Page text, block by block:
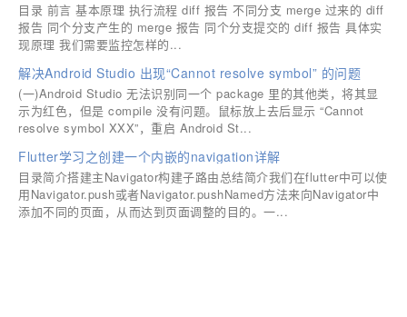
目录 前言 基本原理 执行流程 diff 报告 不同分支 merge 过来的 diff
报告 同个分支产生的 merge 报告 同个分支提交的 diff 报告 具体实
现原理 我们需要监控怎样的...
解决Android Studio 出现“Cannot resolve symbol” 的问题
(一)Android Studio 无法识别同一个 package 里的其他类，将其显
示为红色，但是 compile 没有问题。鼠标放上去后显示 “Cannot
resolve symbol XXX”，重启 Android St...
Flutter学习之创建一个内嵌的navigation详解
目录简介搭建主Navigator构建子路由总结简介我们在flutter中可以使
用Navigator.push或者Navigator.pushNamed方法来向Navigator中
添加不同的页面，从而达到页面调整的目的。一...